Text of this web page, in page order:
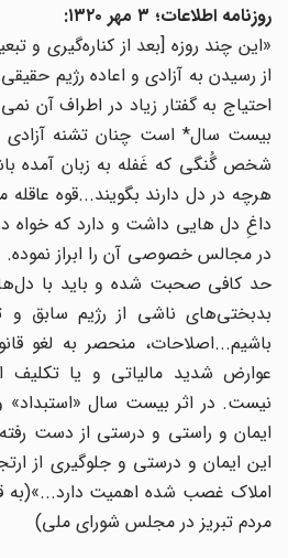
روزنامه اطلاعات؛ ۳ مهر ۱۳۲۰:
«این چند روزه [بعد از کناره‌گیری و
از رسیدن به آزادی و اعاده رژیم
احتیاج به گفتار زیاد در اطراف آن
بیست سال* است چنان تشنه آزادی
شخص گُنگی که غَفله به زبان آمده
هرچه در دل دارند بگویند...قوه عاقله
داغِ دل هایی داشت و دارد که خواه
در مجالس خصوصی آن را ابراز نموده. به
حد کافی صحبت شده و باید با دل‌ها و
بدبختی‌های ناشی از رژیم سابق و
باشیم...اصلاحات، منحصر به لغو
عوارض شدید مالیاتی و یا تکلیف
نیست. در اثر بیست سال «استبداد»
ایمان و راستی و درستی از دست رفته
این ایمان و درستی و جلوگیری از
املاک غصب شده اهمیت دارد...»(به
مردم تبریز در مجلس شورای ملی)